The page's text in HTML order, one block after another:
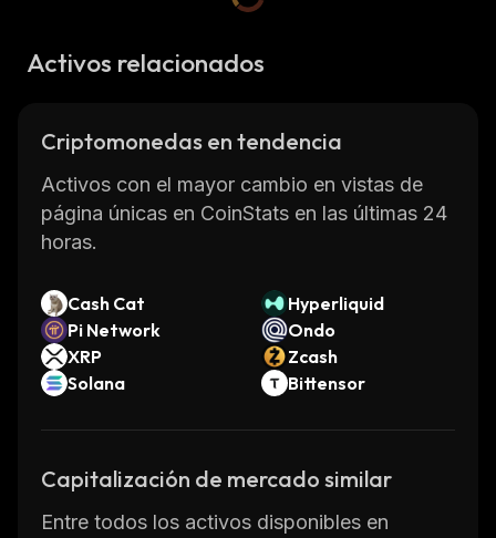
Activos relacionados
Criptomonedas en tendencia
Activos con el mayor cambio en vistas de
página únicas en CoinStats en las últimas 24
horas.
Cash Cat
Hyperliquid
Pi Network
Ondo
XRP
Zcash
Solana
Bittensor
Capitalización de mercado similar
Entre todos los activos disponibles en